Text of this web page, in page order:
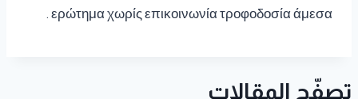
ερώτημα χωρίς επικοινωνία τροφοδοσία άμεσα .
تصفّح المقالات